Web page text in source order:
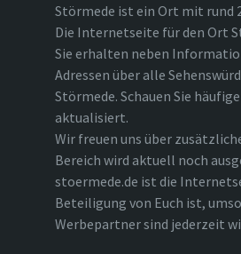
Störmede ist ein Ort mit rund
Die Internetseite für den Ort
Sie erhalten neben
Adressen über alle
Störmede. Schauen Sie
aktualisiert.
Wir freuen uns über
Bereich wird aktuell noch
stoermede.de ist die
Beteiligung von Euch ist,
Werbepartner sind jederzeit